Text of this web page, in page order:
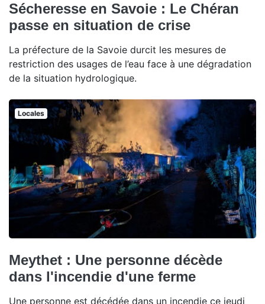
Sécheresse en Savoie : Le Chéran
passe en situation de crise
La préfecture de la Savoie durcit les mesures de
restriction des usages de l’eau face à une dégradation
de la situation hydrologique.
Locales
Meythet : Une personne décède
dans l'incendie d'une ferme
Une personne est décédée dans un incendie ce jeudi